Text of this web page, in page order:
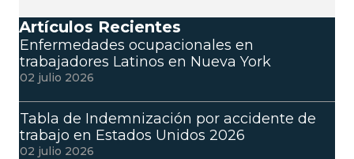
Artículos Recientes
Enfermedades ocupacionales en
trabajadores Latinos en Nueva York
02 julio 2026
Tabla de Indemnización por accidente de
trabajo en Estados Unidos 2026
02 julio 2026